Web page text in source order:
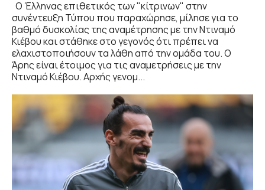
Ο Έλληνας επιθετικός των "κίτρινων" στην
συνέντευξη Τύπου που παραχώρησε, μίλησε για το
βαθμό δυσκολίας της αναμέτρησης με την Ντιναμό
Κιέβου και στάθηκε στο γεγονός ότι πρέπει να
ελαχιστοποιήσουν τα λάθη από την ομάδα του. Ο
Άρης είναι έτοιμος για τις αναμετρήσεις με την
Ντιναμό Κιέβου. Αρχής γενομ...